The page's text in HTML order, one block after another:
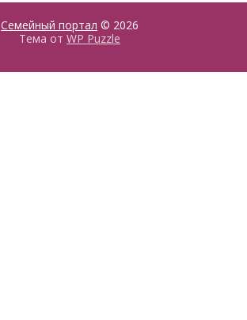
Семейный портал © 2026
Тема от WP Puzzle